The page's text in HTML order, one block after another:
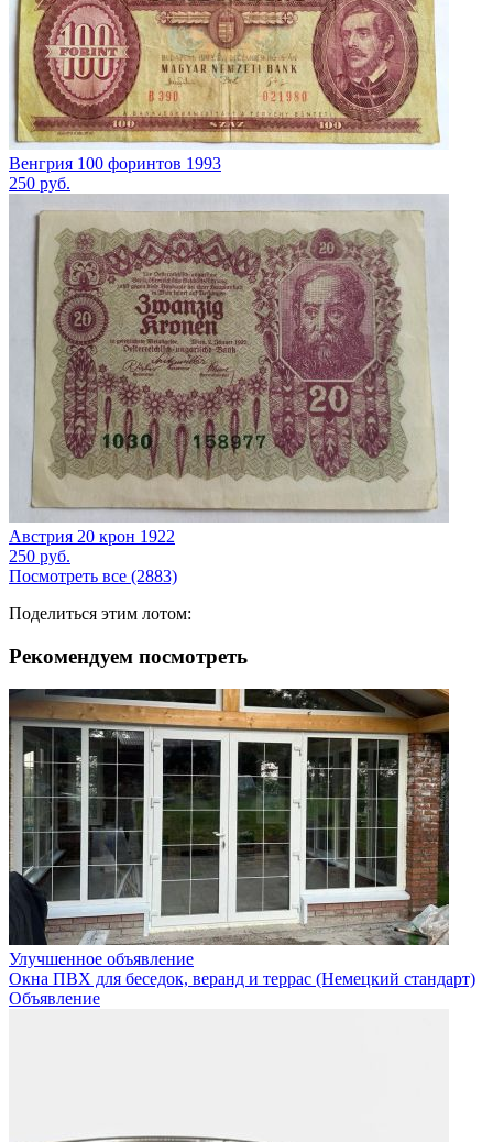
Венгрия 100 форинтов 1993
250 руб.
Австрия 20 крон 1922
250 руб.
Посмотреть все (2883)
Поделиться этим лотом:
Рекомендуем посмотреть
Улучшенное объявление
Окна ПВХ для беседок, веранд и террас (Немецкий стандарт)
Объявление